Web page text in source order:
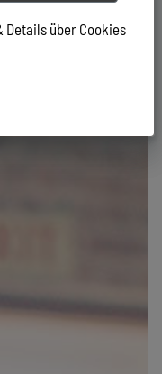
über Cookies